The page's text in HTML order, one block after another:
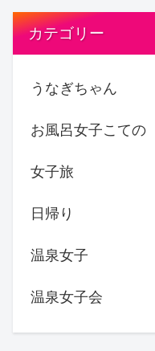
カテゴリー
うなぎちゃん
お風呂女子こての
女子旅
日帰り
温泉女子
温泉女子会